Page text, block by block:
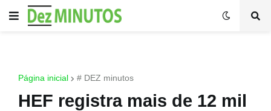
Página inicial # DEZ minutos
HEF registra mais de 12 mil